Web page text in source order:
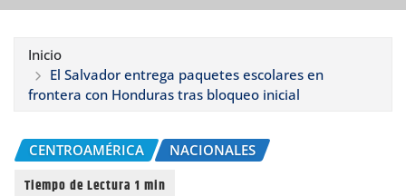
Inicio
El Salvador entrega paquetes escolares en
frontera con Honduras tras bloqueo inicial
CENTROAMÉRICA NACIONALES